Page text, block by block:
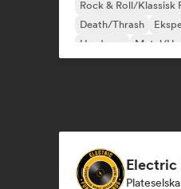
Rock & Roll/Klassisk
Death/Thrash
Hardcore
Metal/
Electric